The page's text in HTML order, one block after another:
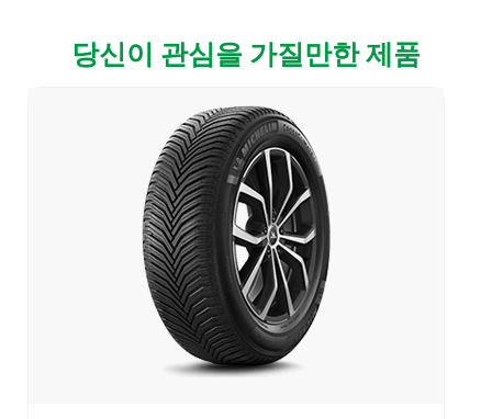
당신이 관심을 가질만한 제품